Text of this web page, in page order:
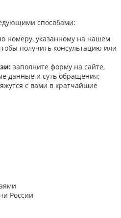
способами:​
номеру, указанному на нашем
получить консультацию или
заполните форму на сайте,
данные и суть обращения;
с вами в кратчайшие
России